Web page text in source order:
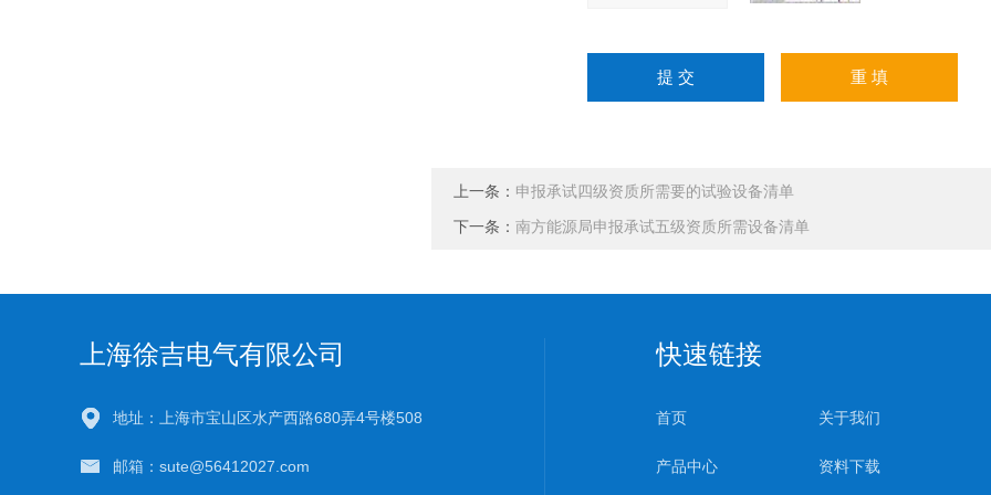
上一条： 申报承试四级资质所需要的试验设备清单
下一条： 南方能源局申报承试五级资质所需设备清单
上海徐吉电气有限公司
地址：上海市宝山区水产西路680弄4号楼508
邮箱：sute@56412027.com
快速链接
首页 关于我们
产品中心 资料下载